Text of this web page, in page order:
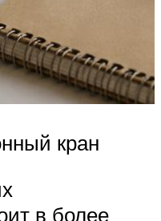
кран
в более